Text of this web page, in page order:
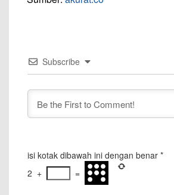
Subscribe
isi kotak dibawah ini dengan benar *
2 + =